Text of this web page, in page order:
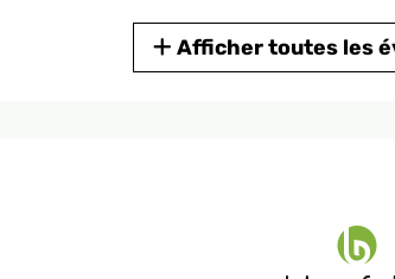
Afficher toutes les